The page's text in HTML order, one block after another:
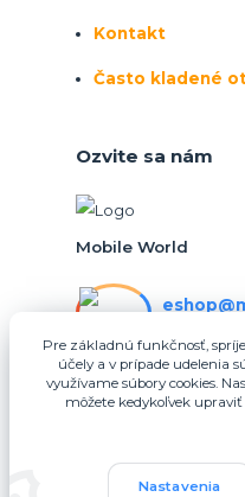
Kontakt
Často kladené
Ozvite sa nám
Mobile World
Pre základnú funkčnosť,
účely a v prípade udelenia
využívame súbory cookies.
môžete kedykoľvek
Nastavenia